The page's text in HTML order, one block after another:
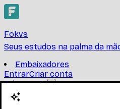
Fokvs
Seus estudos na palma da
Embaixadores
EntrarCriar conta
Criar conta
biologia